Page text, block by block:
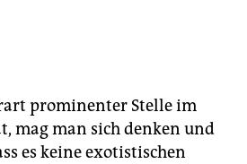
prominenter Stelle im
mag man sich denken und
es keine exotistischen